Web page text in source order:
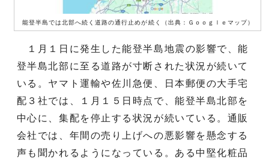
能登半島では北部へ続く道路の通行止めが続く（出典：Ｇｏｏｇｌｅマップ）
１月１日に発生した能登半島地震の影響で、能
登半島北部に至る道路が寸断された状況が続いて
いる。ヤマト運輸や佐川急便、日本郵便の大手宅
配３社では、１月１５日時点で、能登半島北部を
中心に、集配を停止する状況が続いている。通販
会社では、年間の売り上げへの悪影響を懸念する
声も聞かれるようになっている。ある中堅化粧品